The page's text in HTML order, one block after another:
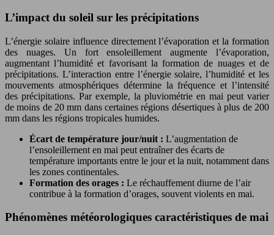
L’impact du soleil sur les précipitations
L’énergie solaire influence directement l’évaporation et la formation
des nuages. Un fort ensoleillement augmente l’évaporation,
augmentant l’humidité et favorisant la formation de nuages et de
précipitations. L’interaction entre l’énergie solaire, l’humidité et les
mouvements atmosphériques détermine la fréquence et l’intensité
des précipitations. Par exemple, la pluviométrie en mai peut varier
de moins de 20 mm dans certaines régions désertiques à plus de 200
mm dans les régions tropicales humides.
Écart de température jour/nuit : L’augmentation de
l’ensoleillement en mai peut entraîner des écarts de
température importants entre le jour et la nuit, notamment dans
les zones continentales.
Formation des orages : Le réchauffement diurne de l’air
contribue à la formation d’orages, souvent violents en mai.
Phénomènes météorologiques caractéristiques de mai